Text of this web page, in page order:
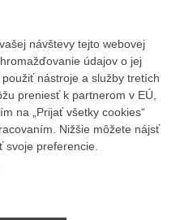
návštevy tejto webovej
údajov o jej
nástroje a služby tretích
preniesť k partnerom v EÚ,
na „Prijať všetky cookies“
Nižšie môžete nájsť
preferencie.